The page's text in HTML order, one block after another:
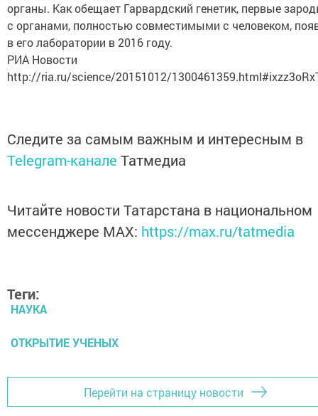
органы. Как обещает Гарвардский генетик, первые
с органами, полностью совместимыми с человеком,
в его лаборатории в 2016 году.
РИА Новости
http://ria.ru/science/20151012/
Следите за самым важным и интересным в
Telegram-канале Татмедиа
Читайте новости Татарстана в национальном
мессенджере MАХ: https://max.ru/tatmedia
Теги:
НАУКА
ОТКРЫТИЕ УЧЕНЫХ
Перейти на страницу новости